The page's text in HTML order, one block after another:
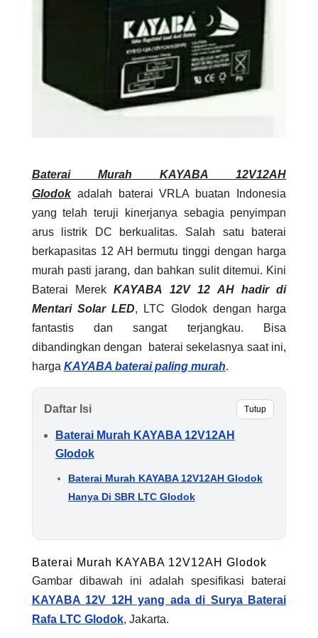
Baterai Murah KAYABA 12V12AH
Glodokadalah baterai VRLA buatan Indonesia
yang telah teruji kinerjanya sebagia penyimpan
arus listrik DC berkualitas. Salah satu baterai
berkapasitas 12 AH bermutu tinggi dengan harga
murah pasti jarang, dan bahkan sulit ditemui. Kini
Baterai MerekKAYABA 12V 12 AH hadir di
Mentari Solar LED, LTC Glodok dengan harga
fantastis dan sangat terjangkau. Bisa
dibandingkan dengan baterai sekelasnya saat ini,
harga KAYABA baterai paling murah.
Daftar Isi Tutup
Baterai Murah KAYABA 12V12AH
Glodok
Baterai Murah KAYABA 12V12AH Glodok
Hanya Di SBR LTC Glodok
Baterai Murah KAYABA 12V12AH Glodok
Gambar dibawah ini adalah spesifikasi baterai
KAYABA 12V 12H yang ada di Surya Baterai
Rafa LTC Glodok, Jakarta.